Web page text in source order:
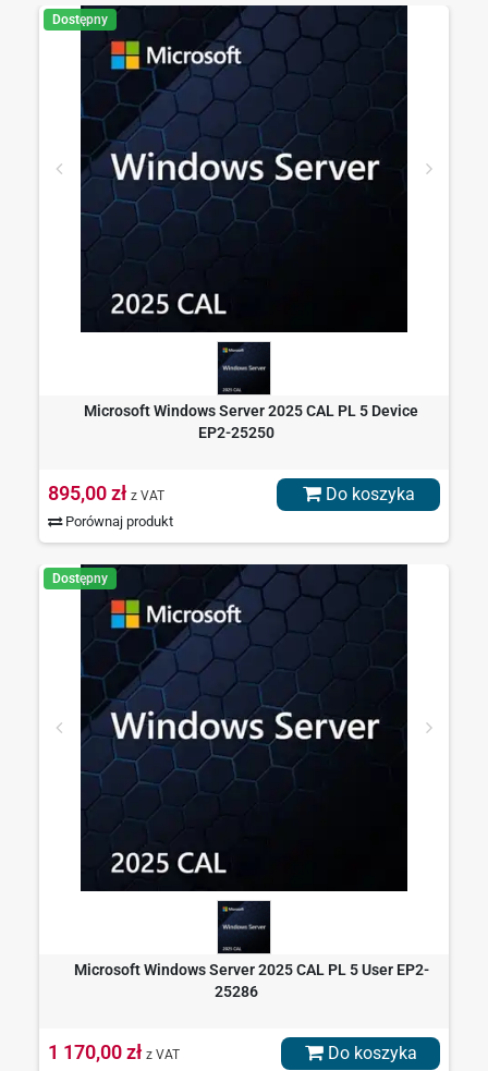
Dostępny
Microsoft Windows Server 2025 CAL PL 5 Device
EP2-25250
895,00 zł z VAT
Porównaj produkt
Do koszyka
Dostępny
Microsoft Windows Server 2025 CAL PL 5 User EP2-
25286
1 170,00 zł z VAT Do koszyka